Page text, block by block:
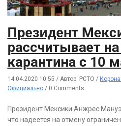
Президент
рассчитывает
карантина с 10
14.04.2020 10:55 / Автор: РСТО /
Официально / 0 Comments
Президент Мексики Анжрес
что надеется на отмену